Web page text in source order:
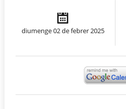
diumenge 02 de febrer 2025